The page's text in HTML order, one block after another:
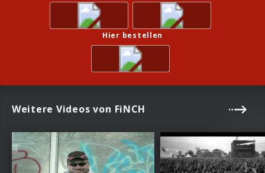
Hier bestellen
Weitere Videos von FiNCH